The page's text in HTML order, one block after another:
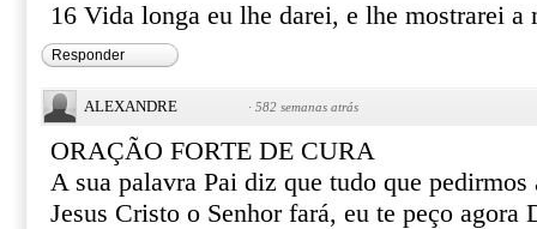
16 Vida longa eu lhe darei, e lhe mostrarei a
Responder
ALEXANDRE · 582 semanas atrás
ORAÇÃO FORTE DE CURA
A sua palavra Pai diz que tudo que pedirmos
Jesus Cristo o Senhor fará, eu te peço agora